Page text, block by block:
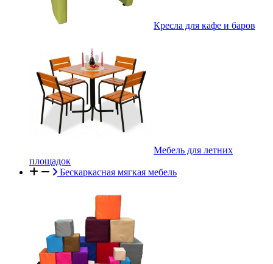
Кресла для кафе и баров
Мебель для летних
площадок
Бескаркасная мягкая мебель